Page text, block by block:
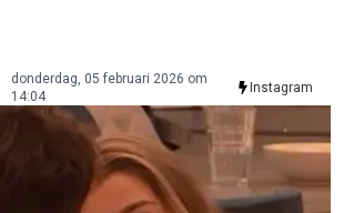
donderdag, 05 februari 2026 om
14:04
Instagram